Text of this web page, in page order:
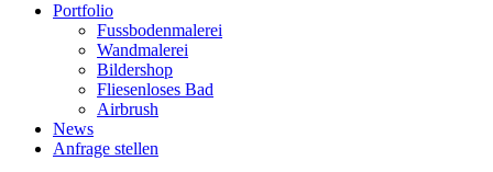
Portfolio
Fussbodenmalerei
Wandmalerei
Bildershop
Fliesenloses Bad
Airbrush
News
Anfrage stellen